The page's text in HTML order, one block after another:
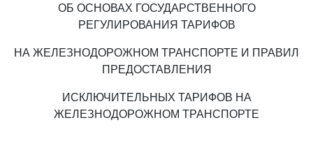
ОБ ОСНОВАХ ГОСУДАРСТВЕННОГО
РЕГУЛИРОВАНИЯ ТАРИФОВ
НА ЖЕЛЕЗНОДОРОЖНОМ ТРАНСПОРТЕ И ПРАВИЛ
ПРЕДОСТАВЛЕНИЯ
ИСКЛЮЧИТЕЛЬНЫХ ТАРИФОВ НА
ЖЕЛЕЗНОДОРОЖНОМ ТРАНСПОРТЕ